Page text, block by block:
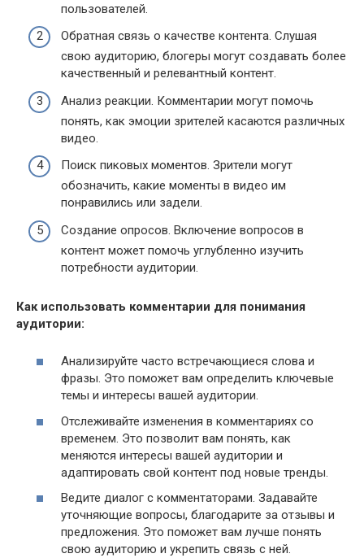
пользователей.
Обратная связь о качестве контента. Слушая
свою аудиторию, блогеры могут создавать более
качественный и релевантный контент.
Анализ реакции. Комментарии могут помочь
понять, как эмоции зрителей касаются различных
видео.
Поиск пиковых моментов. Зрители могут
обозначить, какие моменты в видео им
понравились или задели.
Создание опросов. Включение вопросов в
контент может помочь углубленно изучить
потребности аудитории.
Как использовать комментарии для понимания
аудитории:
Анализируйте часто встречающиеся слова и
фразы. Это поможет вам определить ключевые
темы и интересы вашей аудитории.
Отслеживайте изменения в комментариях со
временем. Это позволит вам понять, как
меняются интересы вашей аудитории и
адаптировать свой контент под новые тренды.
Ведите диалог с комментаторами. Задавайте
уточняющие вопросы, благодарите за отзывы и
предложения. Это поможет вам лучше понять
свою аудиторию и укрепить связь с ней.